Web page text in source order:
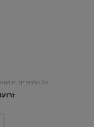
כל המוצרים,